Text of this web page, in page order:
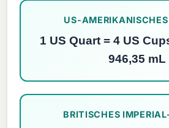
US-
1 US Quart = 4 US
946,35 mL
BRITISCHES